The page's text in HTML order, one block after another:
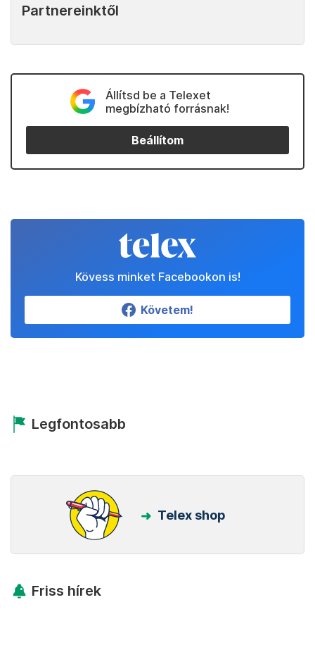
Partnereinktől
Állítsd be a Telexet
megbízható forrásnak!
Beállítom
Kövess minket Facebookon is!
Követem!
Legfontosabb
Telex shop
Friss hírek